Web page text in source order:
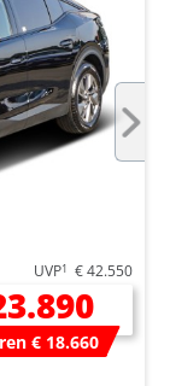
UVP1 € 42.550
€ 18.660